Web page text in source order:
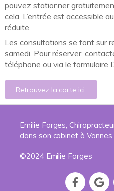
pouvez stationner
cela. L’entrée est accessible
réduite.
Les consultations se font sur
samedi. Pour réserver,
téléphone ou via le formulaire
Retrouvez la carte ici.
Emilie Farges,
dans son cabinet à Vannes
©2024 Emilie Farges